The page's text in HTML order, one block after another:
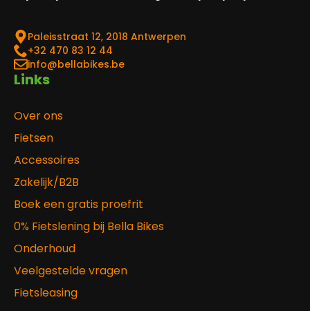
Paleisstraat 12, 2018 Antwerpen
‎+32 470 83 12 44
info@bellabikes.be
Links
Over ons
Fietsen
Accessoires
Zakelijk/B2B
Boek een gratis proefrit
0% Fietslening bij Bella Bikes
Onderhoud
Veelgestelde vragen
Fietsleasing